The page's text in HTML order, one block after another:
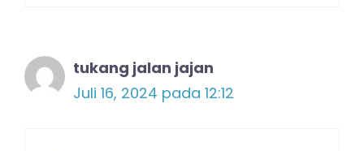
tukang jalan jajan
Juli 16, 2024 pada 12:12